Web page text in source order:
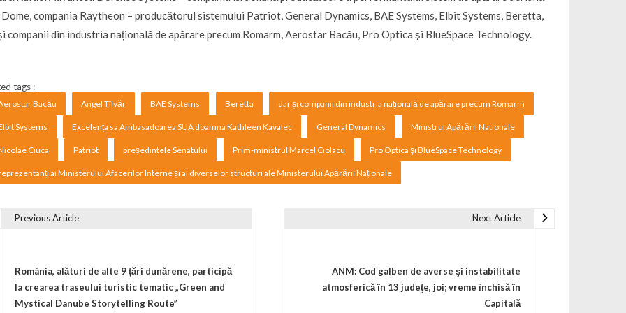
compania Raytheon – producătorul sistemului Patriot, General Dynamics, BAE Systems, Elbit Systems, Beretta,
companii din industria națională de apărare precum Romarm, Aerostar Bacău, Pro Optica şi BlueSpace Technology.
tags :
Bacău Angel Tîlvăr BAE Systems Beretta dar și companii din industria națională de apărare precum Romarm
Systems Excelența sa Ambasadoarea SUA doamna Kathleen Kavalec General Dynamics Ministrul Apărării Nationale
Ciuca Patriot președintele Senatului Prim-ministrul Marcel Ciolacu Pro Optica şi BlueSpace Technology
ai Ministerului Afacerilor Interne și ai diverselor structuri ale Ministerului Apărării Naționale
Previous Article
România, alături de alte 9 țări dunărene, participă
la crearea traseului turistic tematic „Green and
Mystical Danube Storytelling Route”
Next Article
ANM: Cod galben de averse şi instabilitate
atmosferică în 13 judeţe, joi; vreme închisă în
Capitală